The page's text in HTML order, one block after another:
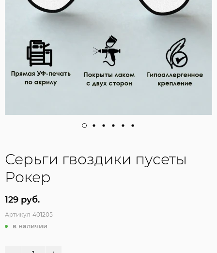
Серьги гвоздики пусеты
Рокер
129 руб.
Артикул 401205
в наличии